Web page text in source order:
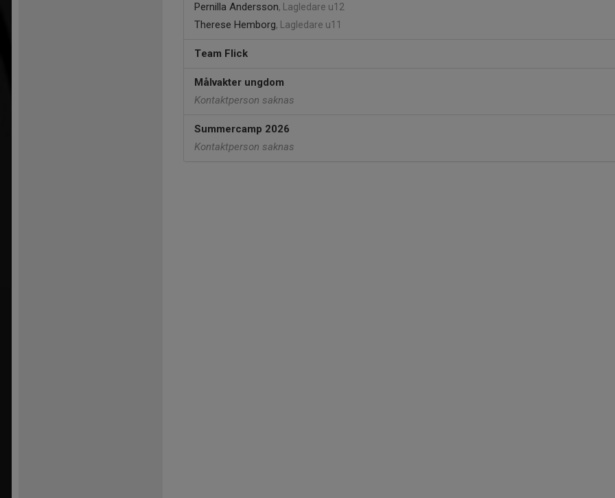
Pernilla Andersson, Lagledare u12
Therese Hemborg, Lagledare u11
Team Flick
Målvakter ungdom
Kontaktperson saknas
Summercamp 2026
Kontaktperson saknas